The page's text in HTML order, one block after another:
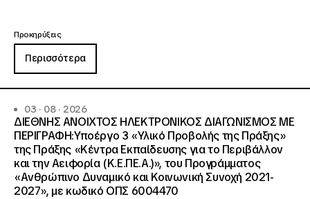
Προκηρύξεις
Περισσότερα
03 · 08 · 2026
ΔΙΕΘΝΗΣ ΑΝΟΙΧΤΟΣ ΗΛΕΚΤΡΟΝΙΚΟΣ ΔΙΑΓΩΝΙΣΜΟΣ ΜΕ
ΠΕΡΙΓΡΑΦΗ:Υποέργο 3 «Υλικό Προβολής της Πράξης»
της Πράξης «Κέντρα Εκπαίδευσης για το Περιβάλλον
και την Αειφορία (Κ.Ε.ΠΕ.Α.)», του Προγράμματος
«Ανθρώπινο Δυναμικό και Κοινωνική Συνοχή 2021-
2027», με κωδικό ΟΠΣ 6004470